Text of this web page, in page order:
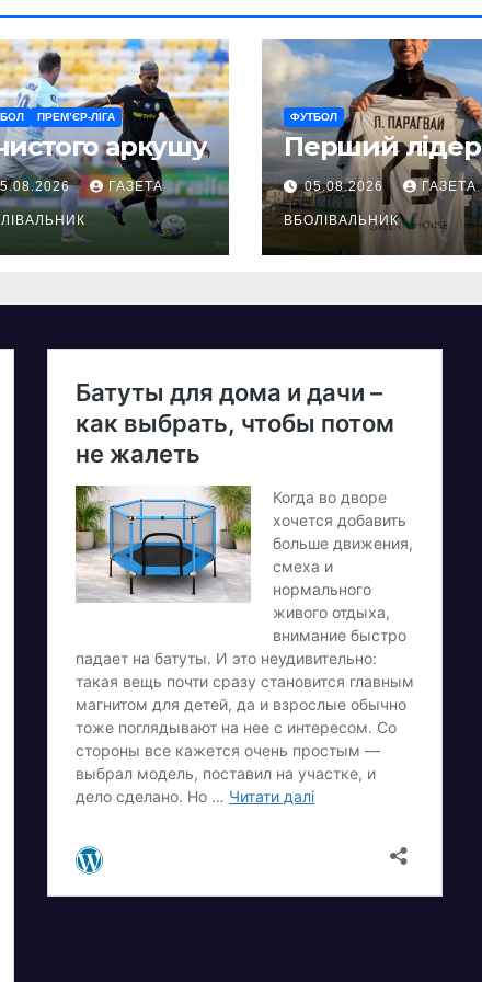
ПРЕМ’ЄР-ЛІГА
аркушу
ГАЗЕТА
ФУТБОЛ
Перший лідер
05.08.2026 ГАЗЕТА
ВБОЛІВАЛЬНИК